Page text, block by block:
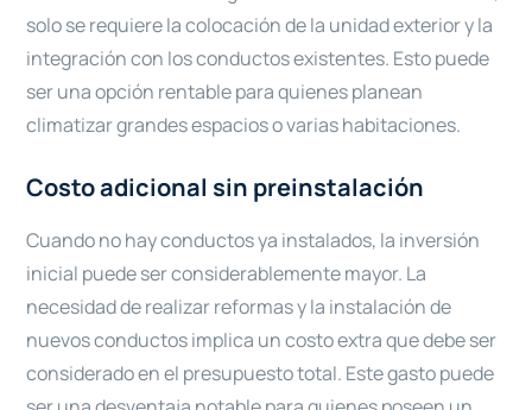
solo se requiere la colocación de la unidad exterior y la
integración con los conductos existentes. Esto puede
ser una opción rentable para quienes planean
climatizar grandes espacios o varias habitaciones.
Costo adicional sin preinstalación
Cuando no hay conductos ya instalados, la inversión
inicial puede ser considerablemente mayor. La
necesidad de realizar reformas y la instalación de
nuevos conductos implica un costo extra que debe ser
considerado en el presupuesto total. Este gasto puede